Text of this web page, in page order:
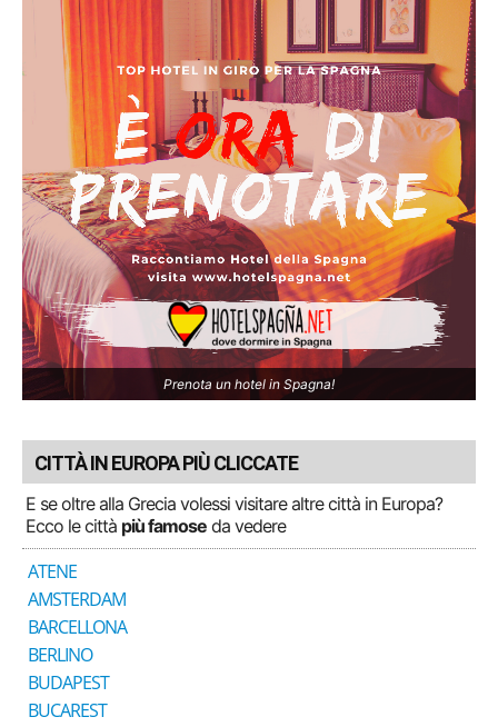
Prenota un hotel in Spagna!
CITTÀ IN EUROPA PIÙ CLICCATE
E se oltre alla Grecia volessi visitare altre città in Europa?
Ecco le città più famose da vedere
ATENE
AMSTERDAM
BARCELLONA
BERLINO
BUDAPEST
BUCAREST